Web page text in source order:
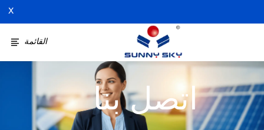
X
القائمة
اتصل بنا